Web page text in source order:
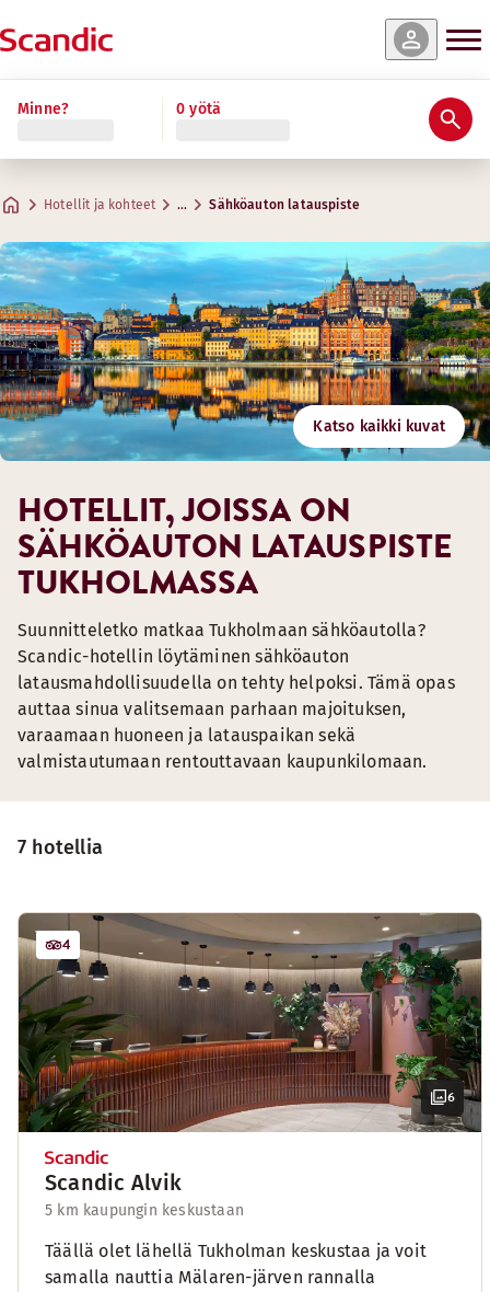
Minne? 0 yötä
Hotellit ja kohteet … Sähköauton latauspiste
Katso kaikki kuvat
7 hotellia
6
4
Scandic Alvik
5 km kaupungin keskustaan
Täällä olet lähellä Tukholman keskustaa ja voit
samalla nauttia Mälaren-järven rannalla
HOTELLIT, JOISSA ON
SÄHKÖAUTON LATAUSPISTE
TUKHOLMASSA
Suunnitteletko matkaa Tukholmaan sähköautolla?
Scandic-hotellin löytäminen sähköauton
latausmahdollisuudella on tehty helpoksi. Tämä opas
auttaa sinua valitsemaan parhaan majoituksen,
varaamaan huoneen ja latauspaikan sekä
valmistautumaan rentouttavaan kaupunkilomaan.